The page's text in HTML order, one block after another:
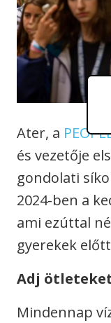
Ater, a
és vezetője
gondolati
2024-ben a
ami ezúttal
gyerekek
Adj
Mindennap